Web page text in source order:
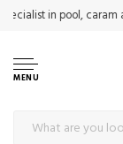
MENU